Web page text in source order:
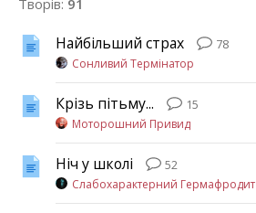
Творів: 91
Найбільший страх
78
Сонливий Термінатор
Крізь пітьму...
15
Моторошний Привид
Ніч у школі
52
Слабохарактерний Гермафродит